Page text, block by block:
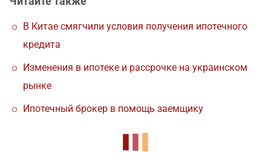
В Китае смягчили условия получения ипотечного
кредита
Изменения в ипотеке и рассрочке на украинском
рынке
Ипотечный брокер в помощь заемщику